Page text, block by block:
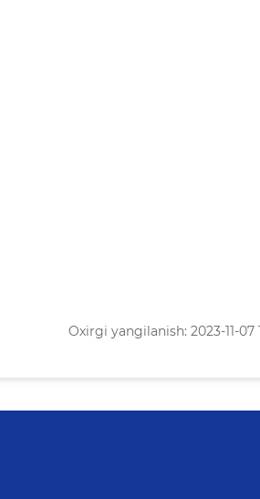
Oxirgi yangilanish: 2023-11-07